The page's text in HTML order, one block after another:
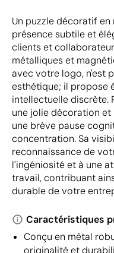
Un puzzle décoratif
présence subtile et
clients et
métalliques et
avec votre logo, n'est
esthétique; il propose
intellectuelle discrète.
une jolie décoration
une brève pause
concentration. Sa
reconnaissance de
l'ingéniosité et à une
travail, contribuant
durable de votre
Caractéristiques
Conçu en métal
originalité et